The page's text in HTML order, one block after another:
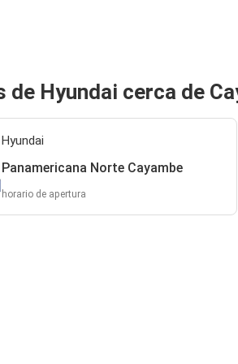
de Hyundai cerca de
Hyundai
Panamericana Norte Cayambe
horario de apertura